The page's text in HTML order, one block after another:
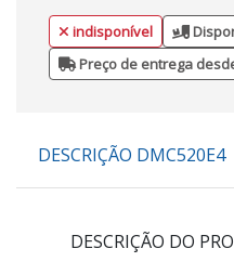
indisponível
Preço de entrega
DESCRIÇÃO DMC520E4
DESCRIÇÃO DO